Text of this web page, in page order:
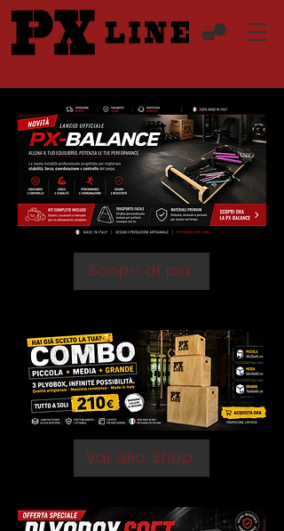
Scopri di più
Vai allo Shop